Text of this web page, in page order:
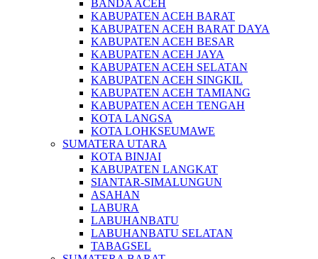
BANDA ACEH
KABUPATEN ACEH BARAT
KABUPATEN ACEH BARAT DAYA
KABUPATEN ACEH BESAR
KABUPATEN ACEH JAYA
KABUPATEN ACEH SELATAN
KABUPATEN ACEH SINGKIL
KABUPATEN ACEH TAMIANG
KABUPATEN ACEH TENGAH
KOTA LANGSA
KOTA LOHKSEUMAWE
SUMATERA UTARA
KOTA BINJAI
KABUPATEN LANGKAT
SIANTAR-SIMALUNGUN
ASAHAN
LABURA
LABUHANBATU
LABUHANBATU SELATAN
TABAGSEL